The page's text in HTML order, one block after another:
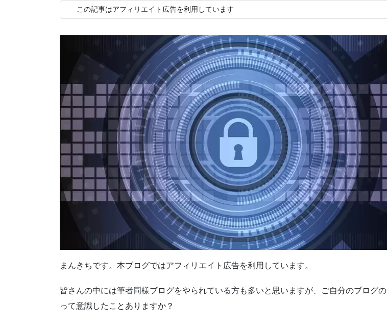
この記事はアフィリエイト広告を利用しています
まんきちです。本ブログではアフィリエイト広告を利用しています。
皆さんの中には筆者同様ブログをやられている方も多いと思いますが、ご自分のブログの
って意識したことありますか？